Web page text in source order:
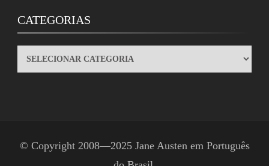
CATEGORIAS
CATEGORIAS
© Copyright 2008—2025 Jane Austen em Português